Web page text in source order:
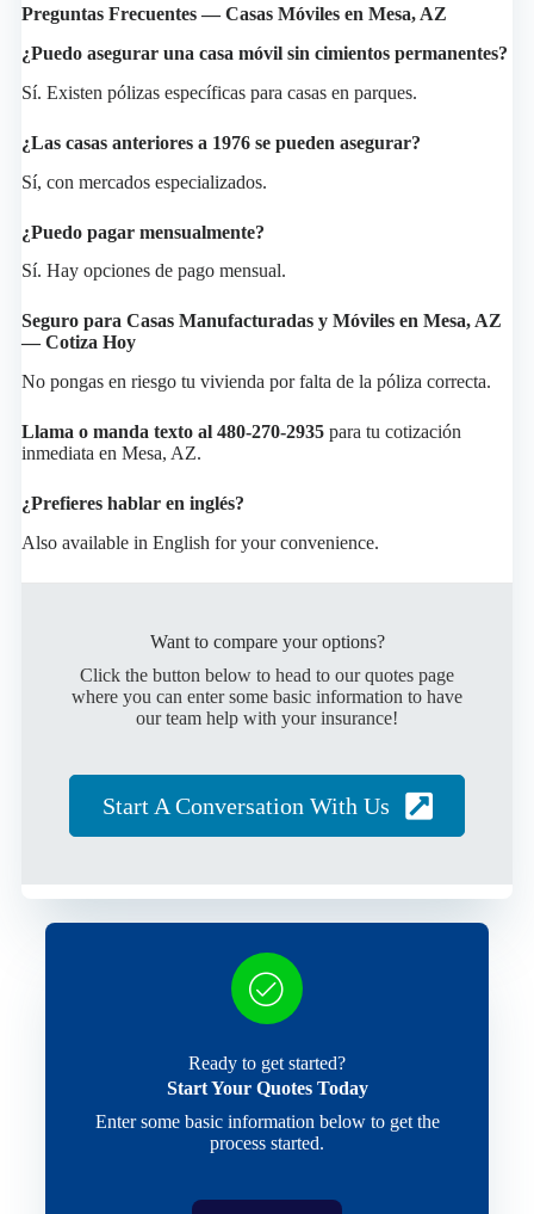
Preguntas Frecuentes — Casas Móviles en Mesa, AZ
¿Puedo asegurar una casa móvil sin cimientos permanentes?
Sí. Existen pólizas específicas para casas en parques.
¿Las casas anteriores a 1976 se pueden asegurar?
Sí, con mercados especializados.
¿Puedo pagar mensualmente?
Sí. Hay opciones de pago mensual.
Seguro para Casas Manufacturadas y Móviles en Mesa, AZ
— Cotiza Hoy
No pongas en riesgo tu vivienda por falta de la póliza correcta.
Llama o manda texto al 480-270-2935para tu cotización
inmediata en Mesa, AZ.
¿Prefieres hablar en inglés?
Also available in English for your convenience.
Want to compare your options?
Click the button below to head to our quotes page
where you can enter some basic information to have
our team help with your insurance!
Start A Conversation With Us
Ready to get started?
Start Your Quotes Today
Enter some basic information below to get the
process started.